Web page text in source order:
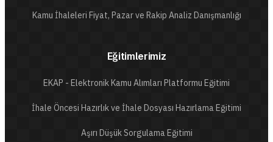
Kamu İhaleleri Fiyat, Pazar ve Rakip Analiz Danışmanlığı
Eğitimlerimiz
EKAP - Elektronik Kamu Alımları Platformu Eğitimi
İhale Öncesi Hazırlık ve İhale Dosyası Hazırlama Eğitimi
Aşırı Düşük Sorgulama Eğitimi